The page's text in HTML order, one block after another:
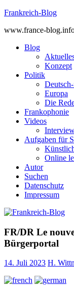
Skip
content
Frankreich-Blog
www.france-
Blog
Konzept
Politik
Europa
Die
Frankophonie
Videos
Aufgaben für
Online
Autor
Suchen
Datenschutz
Impressum
FR/DR Le
Bürgerportal
14. Juli 2023 H.